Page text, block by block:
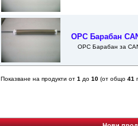
OPC Барабан
OPC Барабан за
Показване на продукти от 1 до 10(от общо 41